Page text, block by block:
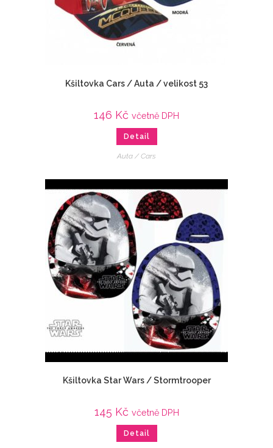
Kšiltovka Cars / Auta / velikost 53
146 Kč včetně DPH
Detail
Auta / Cars
Kšiltovka Star Wars / Stormtrooper
145 Kč včetně DPH
Detail